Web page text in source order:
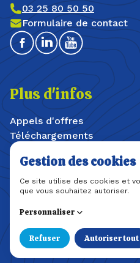
03 25 80 50 50
Formulaire de contact
FacebookLinkedinYoutube
Plus d'infos
Appels d'offres
Téléchargements
Offres d'emploi / stages
Plan du site
Mentions légales
Politique de confidentialité
Une création